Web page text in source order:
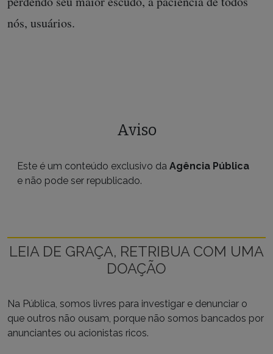
nós, usuários.
Aviso
Este é um conteúdo exclusivo da Agência Pública
e não pode ser republicado.
LEIA DE GRAÇA, RETRIBUA COM UMA
DOAÇÃO
Na Pública, somos livres para investigar e denunciar o
que outros não ousam, porque não somos bancados por
anunciantes ou acionistas ricos.